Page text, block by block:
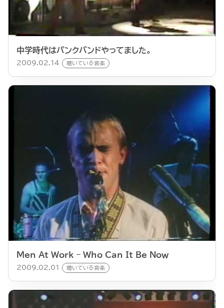
中学時代はパンクバンドやってました。
2009.02.14 聴いている音楽
Men At Work – Who Can It Be Now
2009.02.01 聴いている音楽